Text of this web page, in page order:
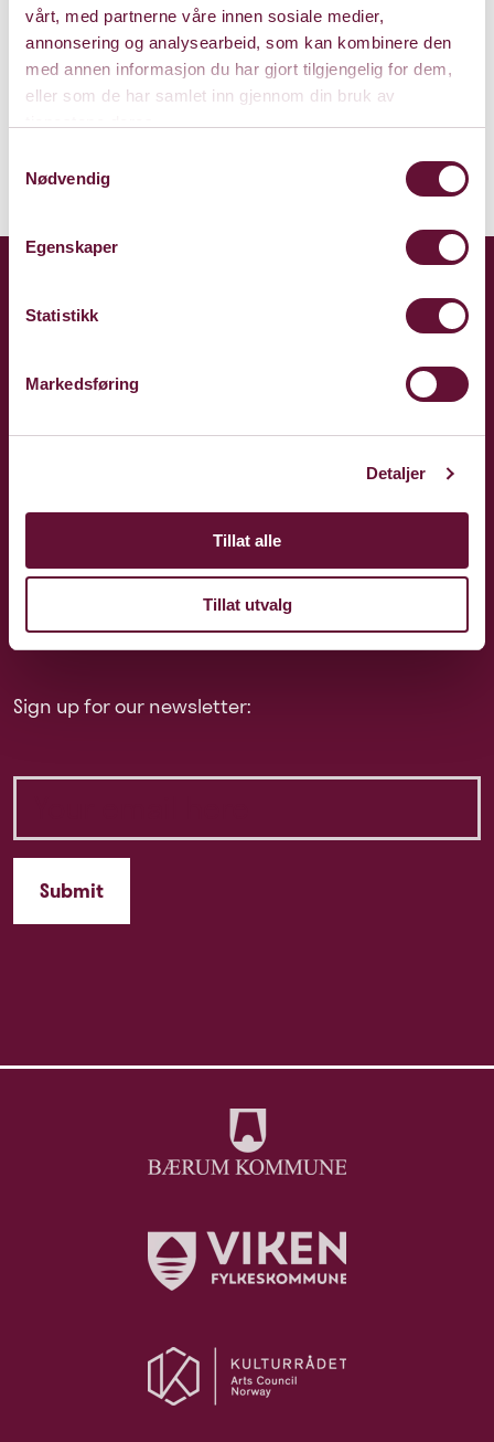
vårt, med partnerne våre innen sosiale medier,
annonsering og analysearbeid, som kan kombinere den
med annen informasjon du har gjort tilgjengelig for dem,
eller som de har samlet inn gjennom din bruk av
Nødvendig
Egenskaper
Statistikk
Markedsføring
Detaljer
Tillat alle
Tillat utvalg
Past events at the Culture
House
Phone: +47 81 51 17 77
kulturhuset@baerum.kommune.no
Sign up for our newsletter: